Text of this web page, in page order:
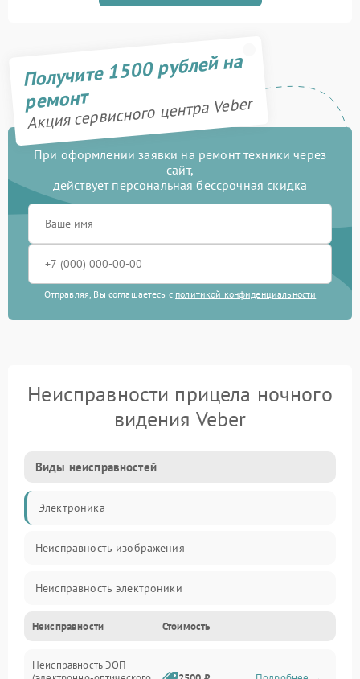
Получите 1500 рублей на
ремонт
Акция сервисного центра Veber
При оформлении заявки на ремонт техники через
сайт,
действует персональная бессрочная скидка
Отправляя, Вы соглашаетесь с политикой конфиденциальности
Неисправности прицела ночного
видения Veber
Виды неисправностей
Электроника
Неисправность изображения
Неисправность электроники
Механические повреждения
Неисправность управления
Неисправности Стоимость
Неисправность ЭОП